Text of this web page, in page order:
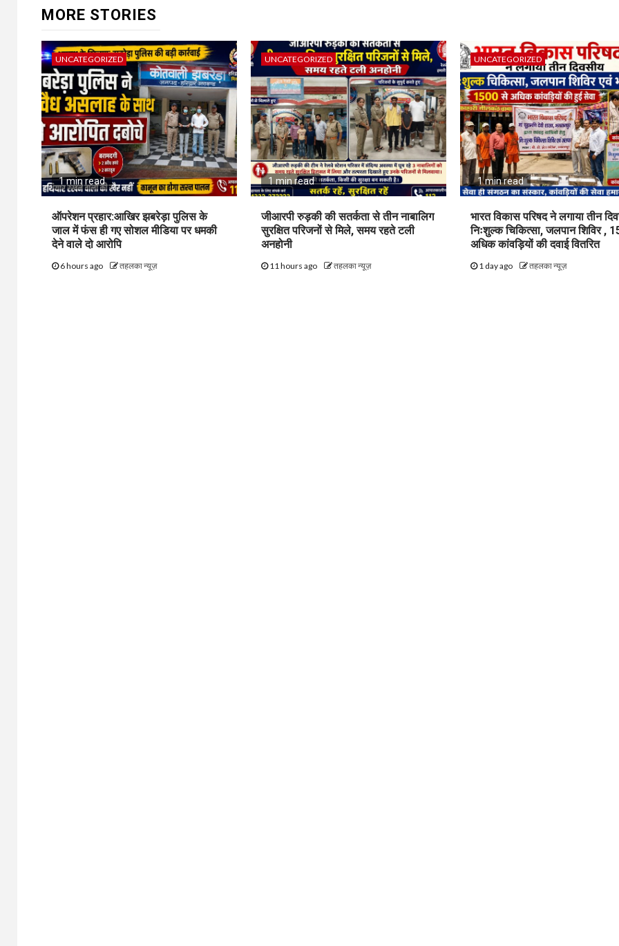
MORE STORIES
UNCATEGORIZED
1 min read
ऑपरेशन प्रहार:आखिर झबरेड़ा पुलिस के
जाल में फंस ही गए सोशल मीडिया पर धमकी
देने वाले दो आरोपि
6 hours ago तहलका न्यूज़
UNCATEGORIZED
1 min read
जीआरपी रुड़की की सतर्कता से तीन नाबालिग
सुरक्षित परिजनों से मिले, समय रहते टली
अनहोनी
11 hours ago तहलका न्यूज़
UNCATEGORIZED
1 min read
भारत विकास परिषद ने लगाया तीन
निःशुल्क चिकित्सा, जलपान शिविर ,
अधिक कांवड़ियों की दवाई वितरित
1 day ago तहलका न्यूज़